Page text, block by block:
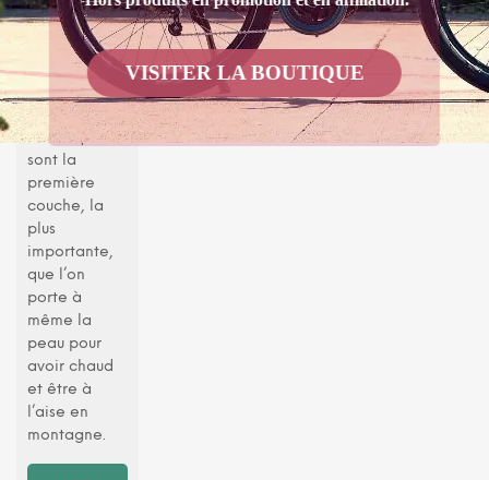
écologique
Les sous-
vêtements
thermiques
sont la
première
couche, la
plus
importante,
que l’on
porte à
même la
peau pour
avoir chaud
et être à
l’aise en
montagne.
VISITER LA BOUTIQUE